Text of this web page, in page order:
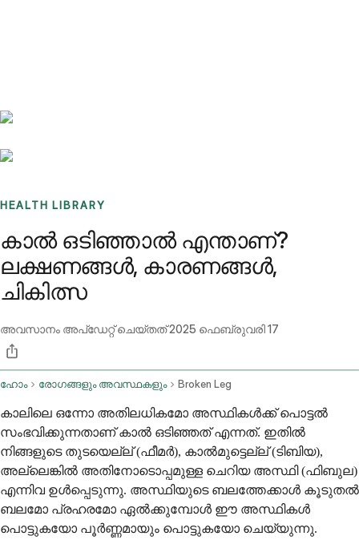
HEALTH LIBRARY
കാല്‍ ഒടിഞ്ഞാല്‍ എന്താണ്?
ലക്ഷണങ്ങള്‍, കാരണങ്ങള്‍,
ചികിത്സ
അവസാനം അപ്ഡേറ്റ് ചെയ്തത്2025 ഫെബ്രുവരി 17
ഹോം രോഗങ്ങളും അവസ്ഥകളും Broken Leg
കാലിലെ ഒന്നോ അതിലധികമോ അസ്ഥികള്‍ക്ക് പൊട്ടല്‍
സംഭവിക്കുന്നതാണ് കാല്‍ ഒടിഞ്ഞത് എന്നത്. ഇതില്‍
നിങ്ങളുടെ തുടയെല്ല് (ഫീമര്‍), കാല്‍മുട്ടെല്ല് (ടിബിയ),
അല്ലെങ്കില്‍ അതിനോടൊപ്പമുള്ള ചെറിയ അസ്ഥി (ഫിബുല)
എന്നിവ ഉള്‍പ്പെടുന്നു. അസ്ഥിയുടെ ബലത്തേക്കാള്‍ കൂടുതല്‍
ബലമോ പ്രഹരമോ ഏല്‍ക്കുമ്പോള്‍ ഈ അസ്ഥികള്‍
പൊട്ടുകയോ പൂര്‍ണ്ണമായും പൊട്ടുകയോ ചെയ്യുന്നു.